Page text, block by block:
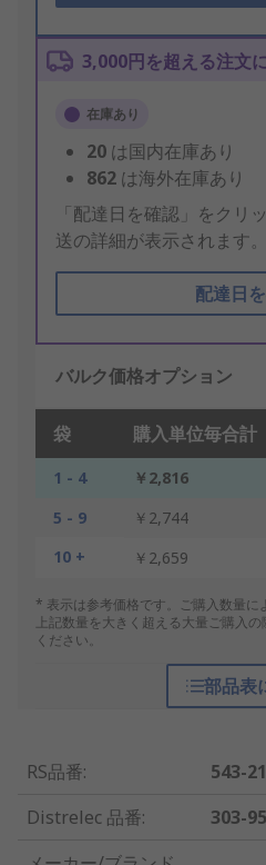
3,000円を超える注文
在庫あり
20 は国内在庫あり
862 は海外在庫あり
「配達日を確認」をクリ
送の詳細が表示されます。
配達日
バルク価格オプション
袋 購入単位毎合計
1 - 4 ￥2,816
5 - 9
￥2,744
10 +
￥2,659
* 表示は参考価格です。ご購入数量に
上記数量を大きく超える大量ご購入
ください。
部品表
RS品番:
543-
Distrelec 品番:
303-